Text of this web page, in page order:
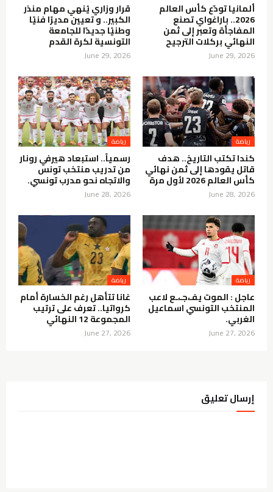
ألمانيا تودّع كأس العالم
2026.. باراغواي تصنع
المفاجأة وتعبر إلى ثمن
النهائي بركلات الترجيح
June 29, 2026
قرار وزاري يُنهي مهام منذر
الكبير.. و تعيين مديرًا فنيًا
وطنيًا جديدًا للجامعة
التونسية لكرة القدم
June 29, 2026
رياضة
كندا تكتب التاريخ.. هدف
قاتل يقودها إلى ثمن نهائي
كأس العالم 2026 لأول مرة
June 28, 2026
رياضة
رسمياً.. استبعاد هيرفي رونار
من تدريب منتخب تونس
والاتجاه نحو مدرب تونسي.
June 28, 2026
رياضة
عاجل : الموت يفـ،جـ،ـع لاعب
المنتخب التونسي اسماعيل
الغربي.
June 27, 2026
رياضة
غانا تتأهل رغم الخسارة أمام
كرواتيا.. تعرف على ترتيب
المجموعة 12 النهائي
June 27, 2026
إرسال تعليق